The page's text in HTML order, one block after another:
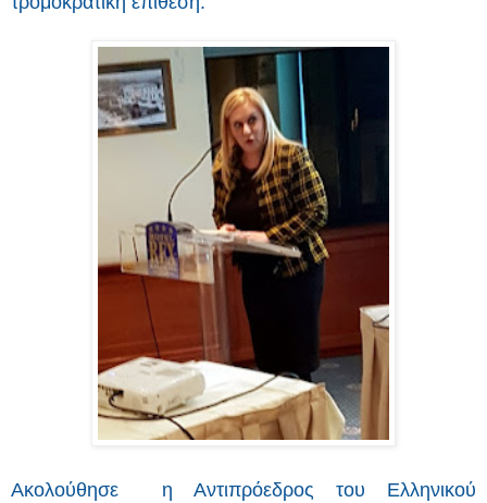
Ακολούθησε
η Αντιπρόεδρος του Ελληνικού